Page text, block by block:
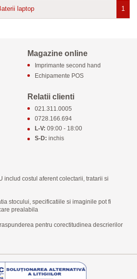
laptop 1
Magazine online
Imprimante second hand
Echipamente POS
Relatii clienti
021.311.0005
0728.166.694
L-V: 09:00 - 18:00
S-D: inchis
includ costul aferent colectarii, tratarii si
stocului, specificatiile si imaginile pot fi
prealabila
pentru corectitudinea descrierilor